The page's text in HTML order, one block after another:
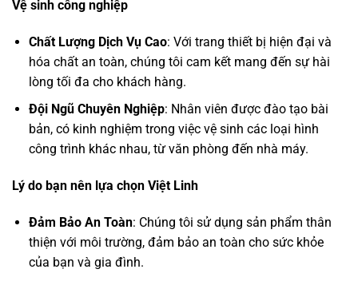
Vệ sinh công nghiệp
Chất Lượng Dịch Vụ Cao: Với trang thiết bị hiện đại và
hóa chất an toàn, chúng tôi cam kết mang đến sự hài
lòng tối đa cho khách hàng.
Đội Ngũ Chuyên Nghiệp: Nhân viên được đào tạo bài
bản, có kinh nghiệm trong việc vệ sinh các loại hình
công trình khác nhau, từ văn phòng đến nhà máy.
Lý do bạn nên lựa chọn Việt Linh
Đảm Bảo An Toàn: Chúng tôi sử dụng sản phẩm thân
thiện với môi trường, đảm bảo an toàn cho sức khỏe
của bạn và gia đình.